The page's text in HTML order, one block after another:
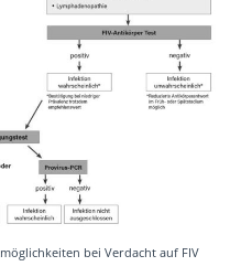
bei Verdacht auf FIV